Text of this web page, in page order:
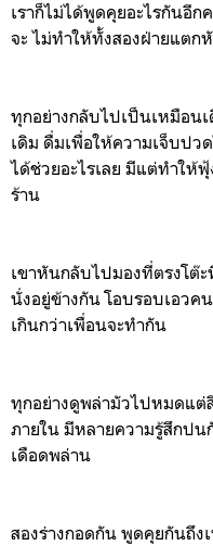
เราก็ไม่ได้พูดคุยอะไรกันอีก
จะ ไม่ทำให้ทั้งสองฝ่ายแตก
ทุกอย่างกลับไปเป็นเหมือนเ
เดิม ดื่มเพื่อให้ความเจ็บปว
ได้ช่วยอะไรเลย มแต่ทำให้
ร้าน
เขาหันกลับไปมองที่ตรงโต๊
นั่งอยู่ข้างกัน โอบรอบเอวค
เกินกว่าเพื่อนจะทำกัน
ทุกอย่างดูพล่ามัวไปหมดแต่
ภายใน มีหลายความรู้สึกปน
เดือดพล่าน
สองร่างกอดกัน พูดคุยกันถึง